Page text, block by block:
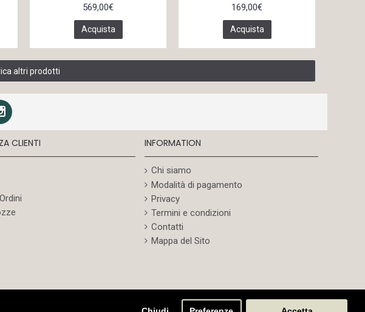
569,00€
Acquista
169,00€
Acquista
altri prodotti
CLIENTI INFORMATION
Chi siamo
Modalità di pagamento
Privacy
Termini e condizioni
Contatti
Mappa del Sito